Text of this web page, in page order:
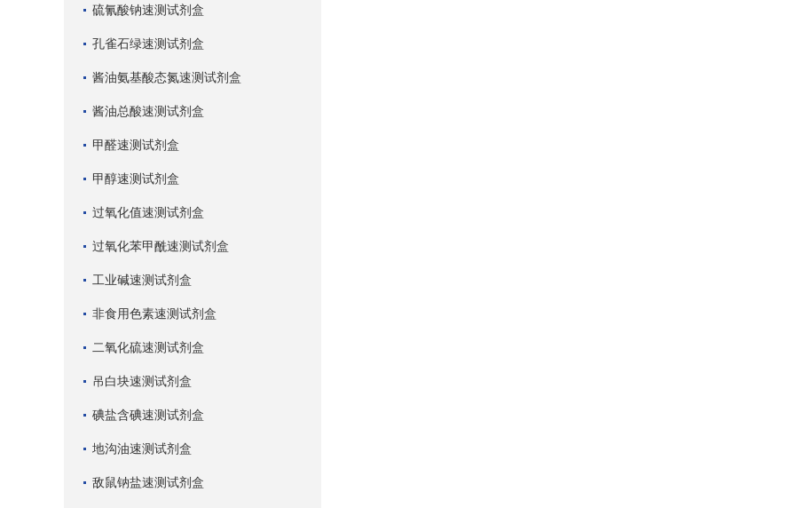
硫氰酸钠速测试剂盒
孔雀石绿速测试剂盒
酱油氨基酸态氮速测试剂盒
酱油总酸速测试剂盒
甲醛速测试剂盒
甲醇速测试剂盒
过氧化值速测试剂盒
过氧化苯甲酰速测试剂盒
工业碱速测试剂盒
非食用色素速测试剂盒
二氧化硫速测试剂盒
吊白块速测试剂盒
碘盐含碘速测试剂盒
地沟油速测试剂盒
敌鼠钠盐速测试剂盒